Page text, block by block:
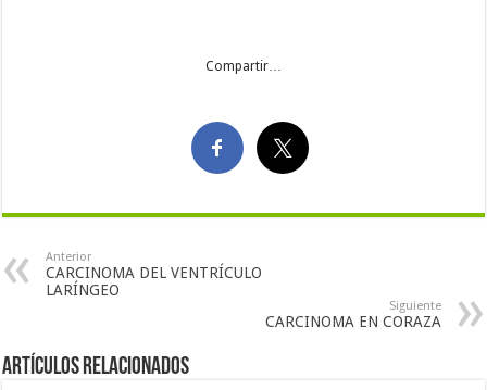
Compartir…
Anterior
CARCINOMA DEL VENTRÍCULO
LARÍNGEO
Siguiente
CARCINOMA EN CORAZA
Artículos Relacionados